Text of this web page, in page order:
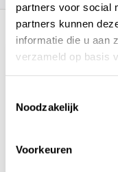
partners voor social
partners kunnen
informatie die u aan
verzameld op basis
Noodzakelijk
Voorkeuren
Recent bekeken